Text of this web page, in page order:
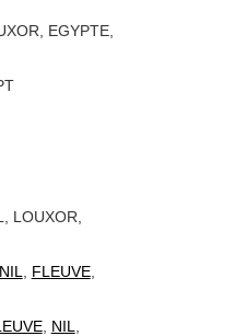
EGYPTE,
LOUXOR,
NIL FLEUVE,
, NIL